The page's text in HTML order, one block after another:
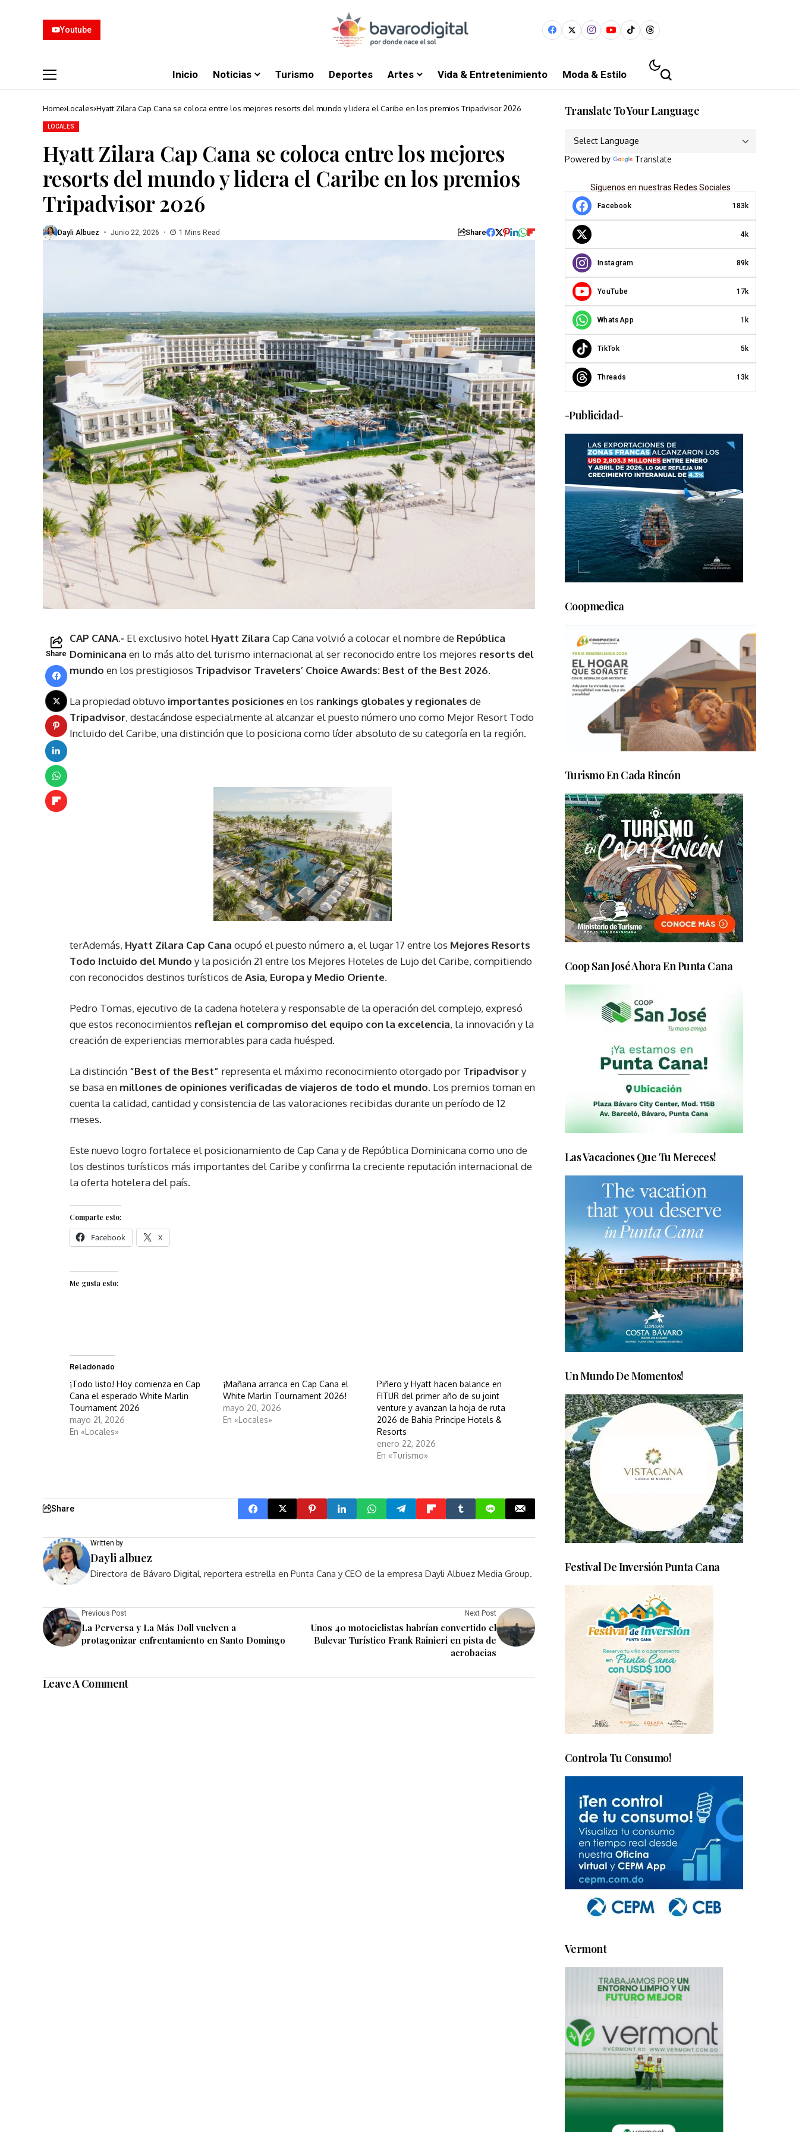
Youtube
Inicio Noticias Turismo Deportes Artes Vida & Entretenimiento Moda & Estilo
Home Locales Hyatt Zilara Cap Cana se coloca entre los mejores resorts del mundo y lidera el Caribe en los premios Tripadvisor 2026
LOCALES
Hyatt Zilara Cap Cana se coloca entre los mejores
resorts del mundo y lidera el Caribe en los premios
Tripadvisor 2026
Dayli Albuez Junio 22, 2026 1 Mins Read Share
Share
CAP CANA.- El exclusivo hotel Hyatt Zilara Cap Cana volvió a colocar el nombre de República
Dominicana en lo más alto del turismo internacional al ser reconocido entre los mejores resorts del
mundo en los prestigiosos Tripadvisor Travelers’ Choice Awards: Best of the Best 2026.
La propiedad obtuvo importantes posiciones en los rankings globales y regionales de
Tripadvisor, destacándose especialmente al alcanzar el puesto número uno como Mejor Resort Todo
Incluido del Caribe, una distinción que lo posiciona como líder absoluto de su categoría en la región.
terAdemás, Hyatt Zilara Cap Cana ocupó el puesto número a, el lugar 17 entre los Mejores Resorts
Todo Incluido del Mundo y la posición 21 entre los Mejores Hoteles de Lujo del Caribe, compitiendo
con reconocidos destinos turísticos de Asia, Europa y Medio Oriente.
Pedro Tomas, ejecutivo de la cadena hotelera y responsable de la operación del complejo, expresó
que estos reconocimientos reflejan el compromiso del equipo con la excelencia, la innovación y la
creación de experiencias memorables para cada huésped.
La distinción “Best of the Best” representa el máximo reconocimiento otorgado por Tripadvisory
se basa en millones de opiniones verificadas de viajeros de todo el mundo. Los premios toman en
cuenta la calidad, cantidad y consistencia de las valoraciones recibidas durante un período de 12
meses.
Este nuevo logro fortalece el posicionamiento de Cap Cana y de República Dominicana como uno de
los destinos turísticos más importantes del Caribe y confirma la creciente reputación internacional de
la oferta hotelera del país.
Comparte esto:
Facebook X
Me gusta esto:
Relacionado
¡Todo listo! Hoy comienza en Cap
Cana el esperado White Marlin
Tournament 2026
mayo 21, 2026
En «Locales»
¡Mañana arranca en Cap Cana el
White Marlin Tournament 2026!
mayo 20, 2026
En «Locales»
Piñero y Hyatt hacen balance en
FITUR del primer año de su joint
venture y avanzan la hoja de ruta
2026 de Bahia Principe Hotels &
Resorts
enero 22, 2026
En «Turismo»
Share
Written by
Dayli albuez
Directora de Bávaro Digital, reportera estrella en Punta Cana y CEO de la empresa Dayli Albuez Media Group.
Previous Post
La Perversa y La Más Doll vuelven a
protagonizar enfrentamiento en Santo Domingo
Next Post
Unos 40 motociclistas habrían convertido el
Bulevar Turístico Frank Rainieri en pista de
acrobacias
Leave A Comment
Translate To Your Language
Powered by Translate
Síguenos en nuestras Redes Sociales
Facebook 183k
4k
Instagram 89k
YouTube 17k
WhatsApp 1k
TikTok 5k
Threads 13k
-Publicidad-
Coopmedica
Turismo En Cada Rincón
Coop San José Ahora En Punta Cana
Las Vacaciones Que Tu Mereces!
Un Mundo De Momentos!
Festival De Inversión Punta Cana
Controla Tu Consumo!
Vermont